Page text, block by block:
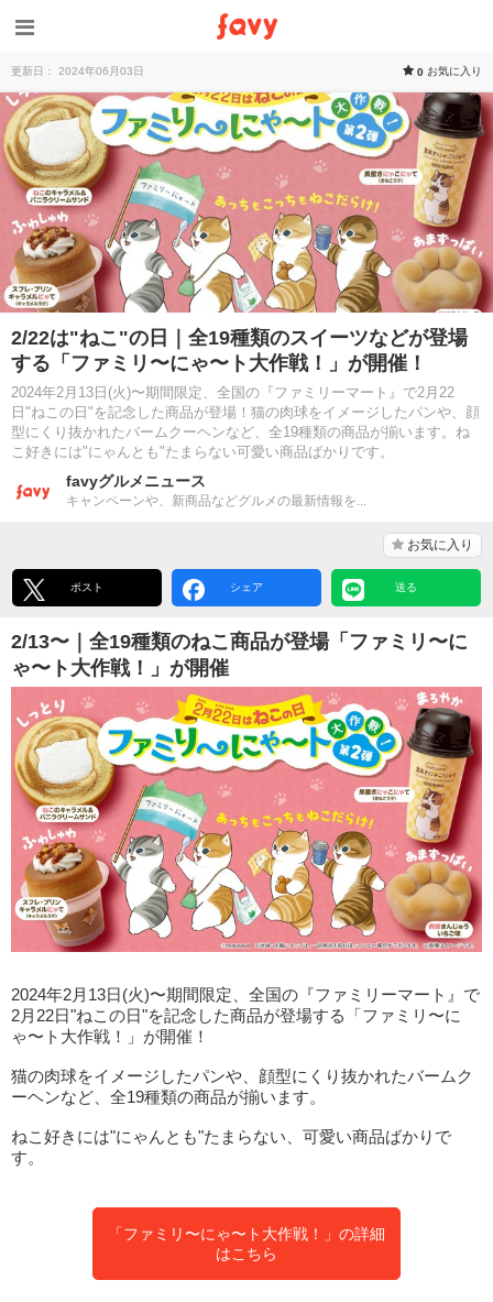
更新日： 2024年06月03日 0 お気に入り
2/22は"ねこ"の日｜全19種類のスイーツなどが登場
する「ファミリ〜にゃ〜ト大作戦！」が開催！
2024年2月13日(火)〜期間限定、全国の『ファミリーマート』で2月22
日"ねこの日"を記念した商品が登場！猫の肉球をイメージしたパンや、顔
型にくり抜かれたバームクーヘンなど、全19種類の商品が揃います。ね
こ好きには"にゃんとも"たまらない可愛い商品ばかりです。
favyグルメニュース
キャンペーンや、新商品などグルメの最新情報を...
お気に入り
ポスト シェア 送る
2/13〜｜全19種類のねこ商品が登場「ファミリ〜に
ゃ〜ト大作戦！」が開催
2024年2月13日(火)〜期間限定、全国の『ファミリーマート』で
2月22日"ねこの日"を記念した商品が登場する「ファミリ〜に
ゃ〜ト大作戦！」が開催！
猫の肉球をイメージしたパンや、顔型にくり抜かれたバームク
ーヘンなど、全19種類の商品が揃います。
ねこ好きには"にゃんとも"たまらない、可愛い商品ばかりで
す。
「ファミリ〜にゃ〜ト大作戦！」の詳細
はこちら